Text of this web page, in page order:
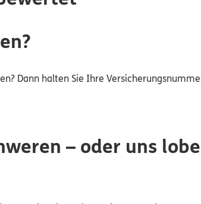
Dann halten Sie Ihre
– oder uns